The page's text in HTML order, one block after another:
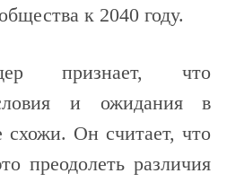
к 2040 году.
признает, что
и ожидания в
схожи. Он считает, что
преодолеть различия